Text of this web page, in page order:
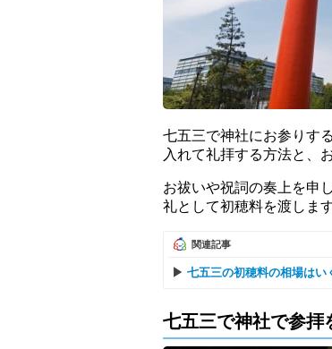
七五三で神社にお参りす
入れて礼拝する方法と、
お祓いや祝詞の奏上を申
礼として初穂料を渡します
関連記事
七五三の初穂料の相場はい
七五三で神社で参拝